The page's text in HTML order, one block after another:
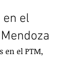
el
en el PTM,